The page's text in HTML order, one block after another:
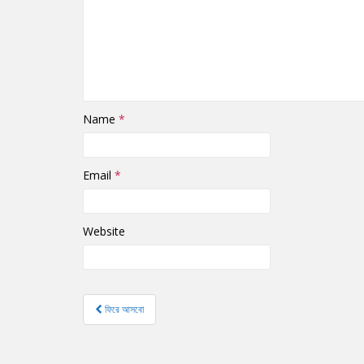
Name *
Email *
Website
Post navigation
ফিরে আসবো